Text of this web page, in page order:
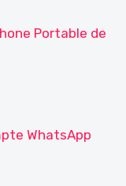
Portable de
WhatsApp